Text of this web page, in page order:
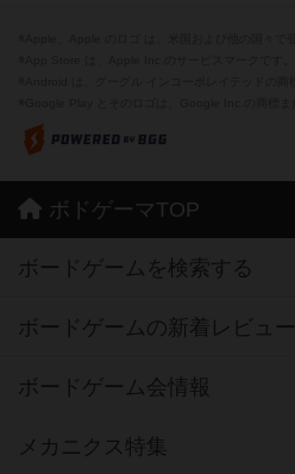
ボドゲーマTOP
ボードゲームを検索する
ボードゲームの新着レビュー
ボードゲーム会情報
メカニクス特集